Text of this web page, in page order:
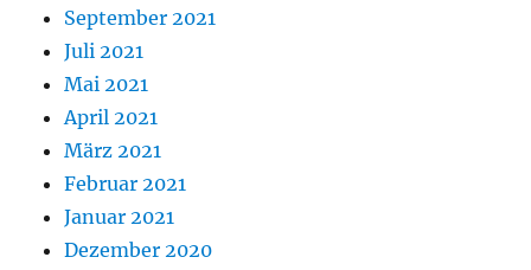
September 2021
Juli 2021
Mai 2021
April 2021
März 2021
Februar 2021
Januar 2021
Dezember 2020